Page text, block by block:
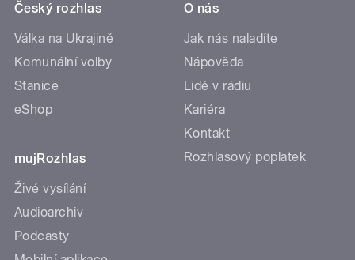
Český rozhlas
Válka na Ukrajině
Komunální volby
Stanice
eShop
mujRozhlas
Živé vysílání
Audioarchiv
Podcasty
O nás
Jak nás naladíte
Nápověda
Lidé v rádiu
Kariéra
Kontakt
Rozhlasový poplatek